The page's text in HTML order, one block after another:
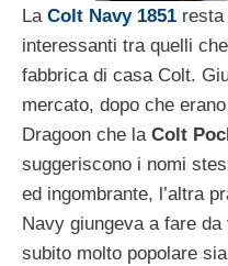
La Colt Navy 1851 resta
interessanti tra quelli
fabbrica di casa Colt.
mercato, dopo che
Dragoon che la Colt
suggeriscono i nomi
ed ingombrante, l’altra
Navy giungeva a fare
subito molto popolare